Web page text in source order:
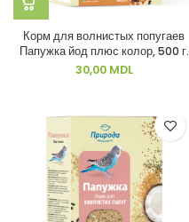
Корм для волнистых попугаев
Папужка йод плюс колор, 500 г.
30,00 MDL